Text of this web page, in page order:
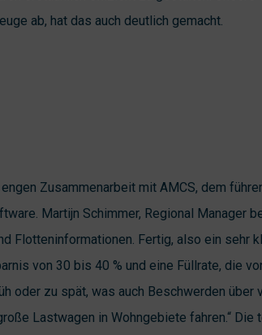
ab, hat das auch deutlich gemacht.
Zusammenarbeit mit AMCS, dem
Martijn Schimmer, Regional Manager
Flotteninformationen. Fertig, also ein sehr
von 30 bis 40 % und eine Füllrate, die
oder zu spät, was auch Beschwerden über
Lastwagen in Wohngebiete fahren.“ Die